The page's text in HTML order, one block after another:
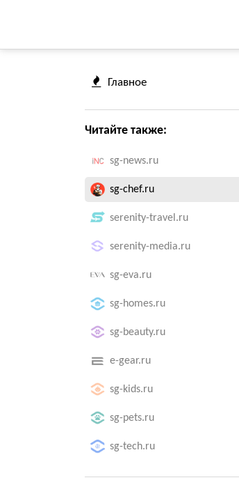
Главное
Читайте также:
sg-news.ru
sg-chef.ru
serenity-travel.ru
serenity-media.ru
sg-eva.ru
sg-homes.ru
sg-beauty.ru
e-gear.ru
sg-kids.ru
sg-pets.ru
sg-tech.ru